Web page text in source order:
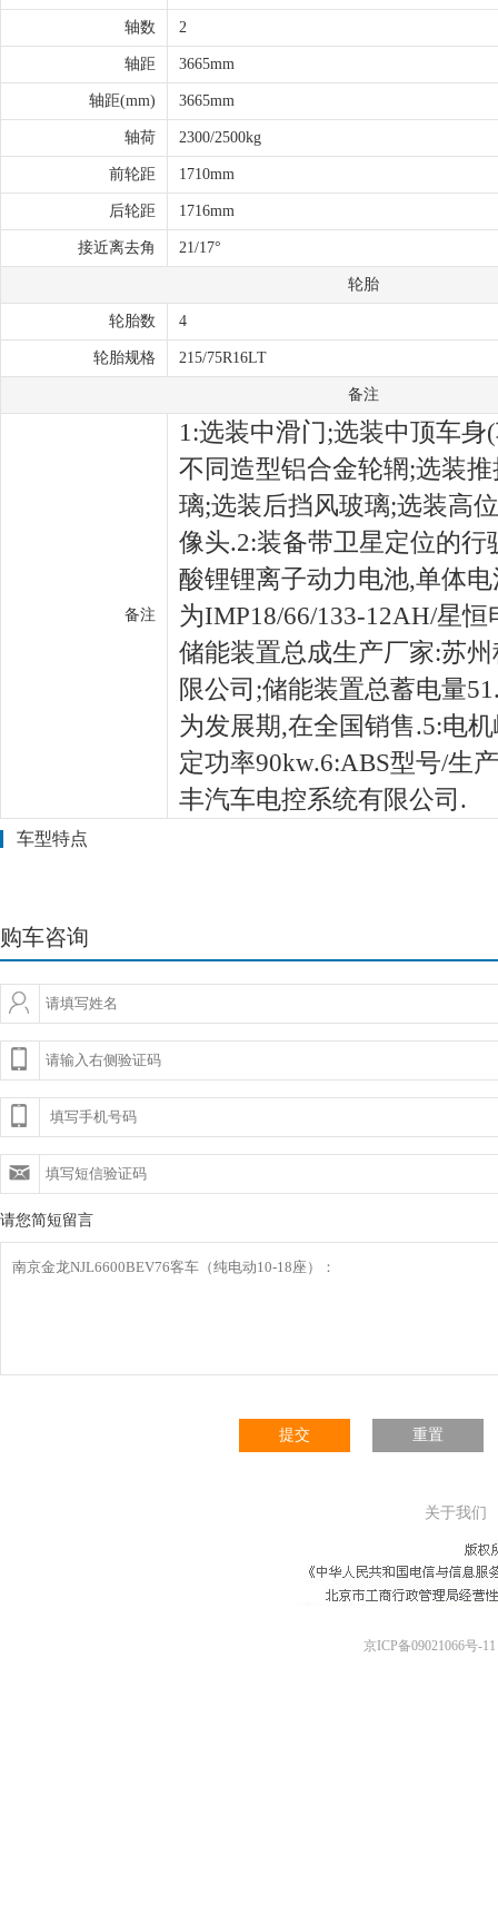
轴数 2
轴距 3665mm
轴距(mm) 3665mm
轴荷 2300/2500kg
前轮距 1710mm
后轮距 1716mm
接近离去角 21/17°
轮胎
轮胎数 4
轮胎规格 215/75R16LT
备注
备注
1:选装中滑门;选装中顶车身
不同造型铝合金轮辋;选装
璃;选装后挡风玻璃;选装高
像头.2:装备带卫星定位的行
酸锂锂离子动力电池,单体
为IMP18/66/133-12AH/星
储能装置总成生产厂家:苏
限公司;储能装置总蓄电量
为发展期,在全国销售.5:电
定功率90kw.6:ABS型号/生
丰汽车电控系统有限公司.
车型特点
购车咨询
请您简短留言
提交 重置
关于我们
京ICP备09021066号-11